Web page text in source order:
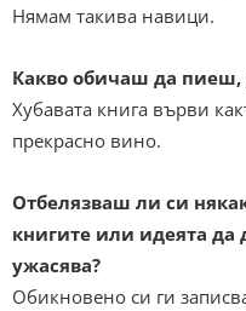
Нямам такива навици.
Какво обичаш да пиеш,
Хубавата книга върви
прекрасно вино.
Отбелязваш ли си
книгите или идеята да
ужасява?
Обикновено си ги